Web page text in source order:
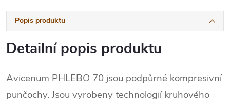
Popis produktu
Detailní popis produktu
Avicenum PHLEBO 70 jsou podpůrné kompresivní
punčochy. Jsou vyrobeny technologií kruhového